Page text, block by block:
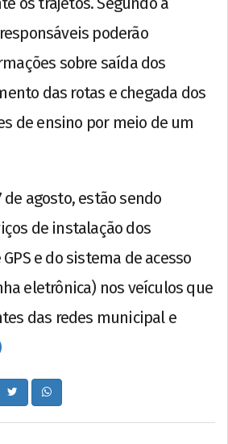
poderão
sobre saída dos
das rotas e chegada dos
de ensino por meio de um
de agosto, estão sendo
de instalação dos
e do sistema de acesso
eletrônica) nos veículos que
das redes municipal e